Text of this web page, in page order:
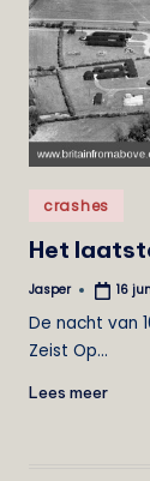
Geplaatst
crashes
Het
Geplaatst
Jasper 16
De nacht van
Zeist Op…
Lees meer